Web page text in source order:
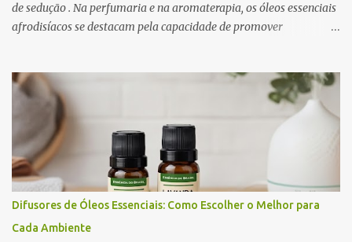
de sedução . Na perfumaria e na aromaterapia, os óleos essenciais
afrodisíacos se destacam pela capacidade de promover
olfativo e o sistema límbico , a região do cérebro responsável pelas
emoções e pelo comportamento. Determinados aromas são
capazes de influenciar a produção de neurotransmissores como a
dopamina e a serotonina, favorecendo a atração e o prazer
sensorial . Neste artigo, exploramos os óleos essenciais
afrodisíacos mais eficazes, seus mecanismos de ação e como
utilizá-los na perfumaria e na aromaterapia para estimular a
Afrodisíacos? Os óleos essenciais afrodisíacos são essências
Difusores de Óleos Essenciais: Como Escolher o Melhor para
Cada Ambiente